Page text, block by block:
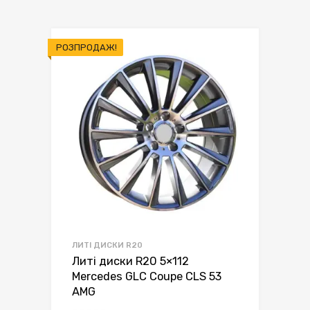
РОЗПРОДАЖ!
ЛИТІ ДИСКИ R20
Литі диски R20 5×112
Mercedes GLC Coupe CLS 53
AMG